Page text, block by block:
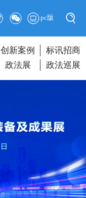
pc版
创新案例
标讯招商
政法展 政法巡展